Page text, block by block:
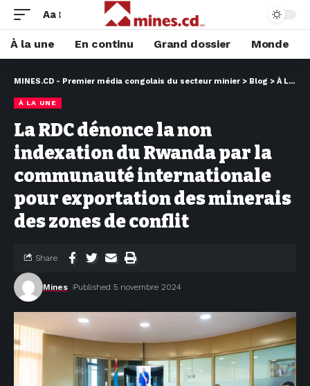
Aa
À la une En continu Grand dossier Monde
MINES.CD - Premier média congolais du secteur minier > Blog > À LA UNE
À LA UNE
La RDC dénonce la non
indexation du Rwanda par la
communauté internationale
pour exportation des minerais
des zones de conflit
Mines Published 5 novembre 2024
Share